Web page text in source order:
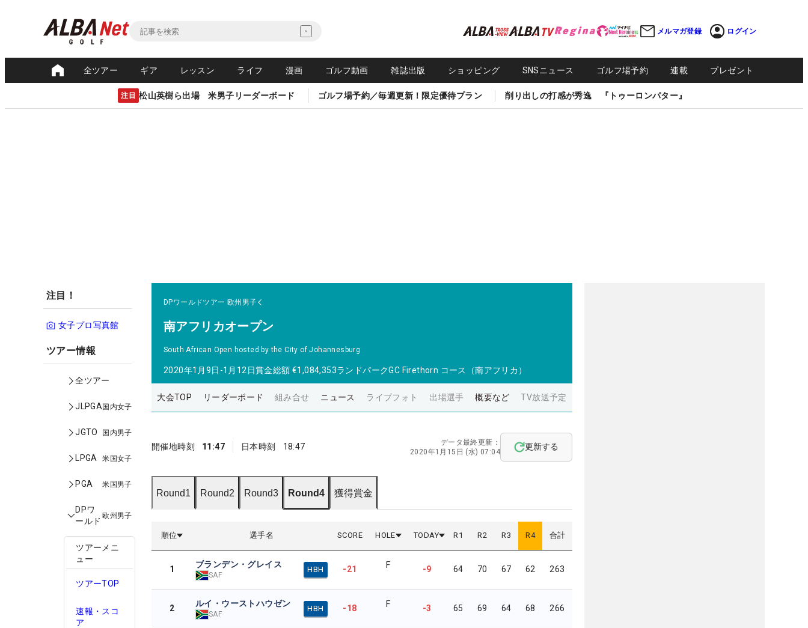
メルマガ登録 ログイン
全ツアー ギア レッスン ライフ 漫画 ゴルフ動画 雑誌出版 ショッピング SNSニュース ゴルフ場予約 連載 プレゼント
注目 松山英樹ら出場 米男子リーダーボード ゴルフ場予約／毎週更新！限定優待プラン 削り出しの打感が秀逸 『トゥーロンパター』
注目！
女子プロ写真館
ツアー情報
全ツアー
JLPGA国内女子
JGTO 国内男子
LPGA 米国女子
PGA 米国男子
DPワ
ールド
欧州男子
ツアーメニ
ュー
ツアーTOP
速報・スコ
ア
DPワールドツアー 欧州男子
南アフリカオープン
South African Open hosted by the City of Johannesburg
2020年1月9日-1月12日賞金総額 €1,084,353ランドパークGC Firethorn コース（南アフリカ）
大会TOP リーダーボード 組み合せ ニュース ライブフォト 出場選手 概要など TV放送予定
開催地時刻 11:47 日本時刻 18:47
データ最終更新：
2020年1月15日 (水) 07:04
更新する
Round1 Round2 Round3 Round4 獲得賞金
順位 選手名 SCORE HOLE TODAY R 1 R2 R3 R4 合計
1 ブランデン・グレイス
SAF
HBH -21 F -9 64 70 67 62 263
2 ルイ・ウーストハウゼン
SAF
HBH -18 F -3 65 69 64 68 266